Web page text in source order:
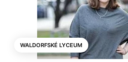
WALDORFSKÉ LYCEUM